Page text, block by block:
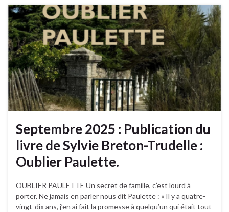
Septembre 2025 : Publication du
livre de Sylvie Breton-Trudelle :
Oublier Paulette.
OUBLIER PAULETTE Un secret de famille, c’est lourd à
porter. Ne jamais en parler nous dit Paulette : « Il y a quatre-
vingt-dix ans, j’en ai fait la promesse à quelqu’un qui était tout